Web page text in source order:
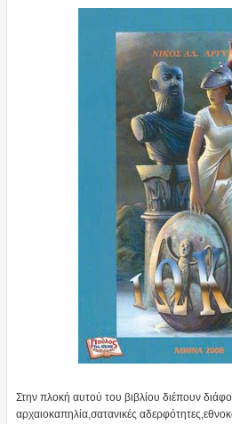
Στην πλοκή αυτού του βιβλίου διέπουν
αρχαιοκαπηλία,σατανικές